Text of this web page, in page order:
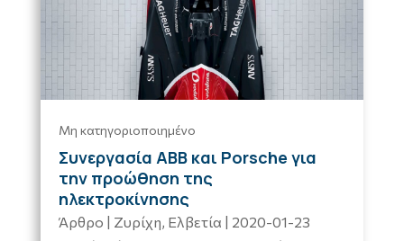
Συνεργασία ABB και Porsche για
την προώθηση της
ηλεκτροκίνησης
Μη κατηγοριοποιημένο
Άρθρο | Ζυρίχη, Ελβετία | 2020-01-23